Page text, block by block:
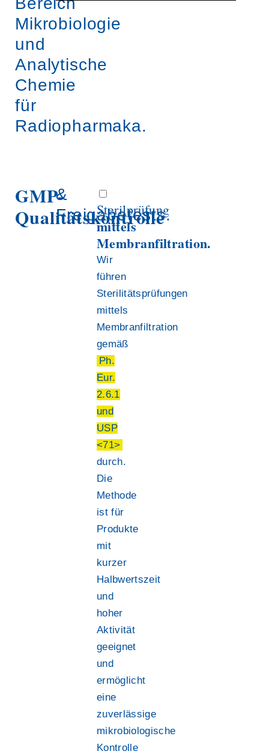
Mikrobiologie
und
Analytische
Chemie
für
Radiopharmaka.
GMP-
Qualitätskontrolle
&
Freigabetests.
Sterilprüfung
mittels
Membranfiltration.
Wir
führen
Sterilitätsprüfungen
mittels
Membranfiltration
gemäß
Ph.
Eur.
2.6.1
und
USP
<71>
durch.
Die
Methode
ist für
Produkte
mit
kurzer
Halbwertszeit
und
hoher
Aktivität
geeignet
und
ermöglicht
eine
zuverlässige
mikrobiologische
Kontrolle